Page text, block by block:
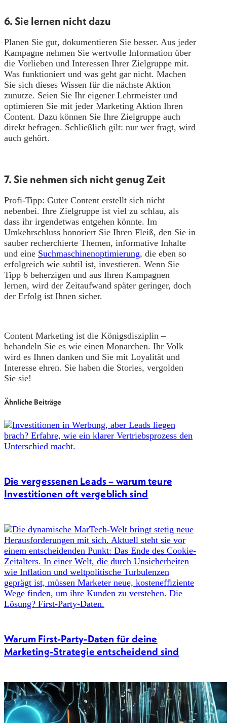
6. Sie lernen nicht dazu
Planen Sie gut, dokumentieren Sie besser. Aus jeder
Kampagne nehmen Sie wertvolle Information über
die Vorlieben und Interessen Ihrer Zielgruppe mit.
Was funktioniert und was geht gar nicht. Machen
Sie sich dieses Wissen für die nächste Aktion
zunutze. Seien Sie Ihr eigener Lehrmeister und
optimieren Sie mit jeder Marketing Aktion Ihren
Content. Dazu können Sie Ihre Zielgruppe auch
direkt befragen. Schließlich gilt: nur wer fragt, wird
auch gehört.
7. Sie nehmen sich nicht genug Zeit
Profi-Tipp: Guter Content erstellt sich nicht
nebenbei. Ihre Zielgruppe ist viel zu schlau, als
dass ihr irgendetwas entgehen könnte. Im
Umkehrschluss honoriert Sie Ihren Fleiß, den Sie in
sauber recherchierte Themen, informative Inhalte
und eine Suchmaschinenoptimierung, die eben so
erfolgreich wie subtil ist, investieren. Wenn Sie
Tipp 6 beherzigen und aus Ihren Kampagnen
lernen, wird der Zeitaufwand später geringer, doch
der Erfolg ist Ihnen sicher.
Content Marketing ist die Königsdisziplin –
behandeln Sie es wie einen Monarchen. Ihr Volk
wird es Ihnen danken und Sie mit Loyalität und
Interesse ehren. Sie haben die Stories, vergolden
Sie sie!
Ähnliche Beiträge
Die vergessenen Leads – warum teure
Investitionen oft vergeblich sind
Warum First-Party-Daten für deine
Marketing-Strategie entscheidend sind